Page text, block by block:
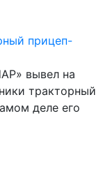
прицеп-
вывел на
тракторный
деле его